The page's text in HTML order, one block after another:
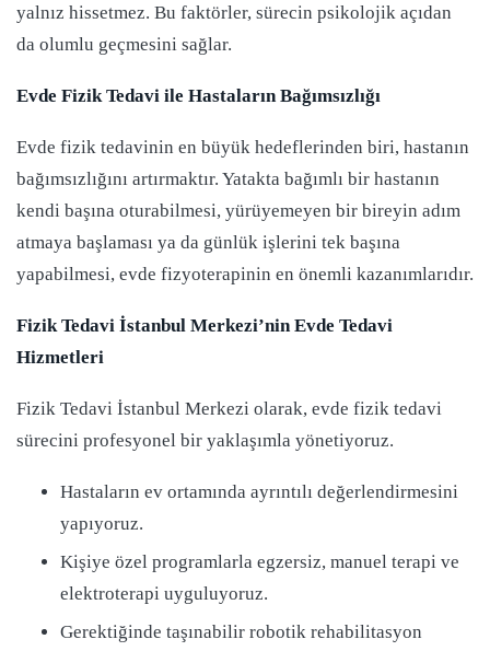
yalnız hissetmez. Bu faktörler, sürecin psikolojik açıdan
da olumlu geçmesini sağlar.
Evde Fizik Tedavi ile Hastaların Bağımsızlığı
Evde fizik tedavinin en büyük hedeflerinden biri, hastanın
bağımsızlığını artırmaktır. Yatakta bağımlı bir hastanın
kendi başına oturabilmesi, yürüyemeyen bir bireyin adım
atmaya başlaması ya da günlük işlerini tek başına
yapabilmesi, evde fizyoterapinin en önemli kazanımlarıdır.
Fizik Tedavi İstanbul Merkezi’nin Evde Tedavi
Hizmetleri
Fizik Tedavi İstanbul Merkezi olarak, evde fizik tedavi
sürecini profesyonel bir yaklaşımla yönetiyoruz.
Hastaların ev ortamında ayrıntılı değerlendirmesini
yapıyoruz.
Kişiye özel programlarla egzersiz, manuel terapi ve
elektroterapi uyguluyoruz.
Gerektiğinde taşınabilir robotik rehabilitasyon